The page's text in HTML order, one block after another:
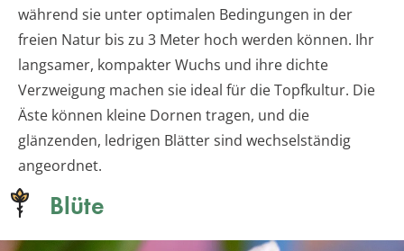
während sie unter optimalen Bedingungen in der
freien Natur bis zu 3 Meter hoch werden können. Ihr
langsamer, kompakter Wuchs und ihre dichte
Verzweigung machen sie ideal für die Topfkultur. Die
Äste können kleine Dornen tragen, und die
glänzenden, ledrigen Blätter sind wechselständig
angeordnet.
Blüte